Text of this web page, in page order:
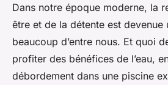
Comment intégrer
débordement dans
existante pour un
relaxant maximal ?
Dans notre époque moderne, la
être et de la détente est devenue
beaucoup d’entre nous. Et quoi
profiter des bénéfices de l’eau,
débordement dans une piscine